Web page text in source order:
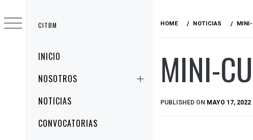
CITBM
INICIO
NOSOTROS
NOTICIAS
CONVOCATORIAS
HOME NOTICIAS
MINI-
PUBLISHED ON MAYO 17, 2022